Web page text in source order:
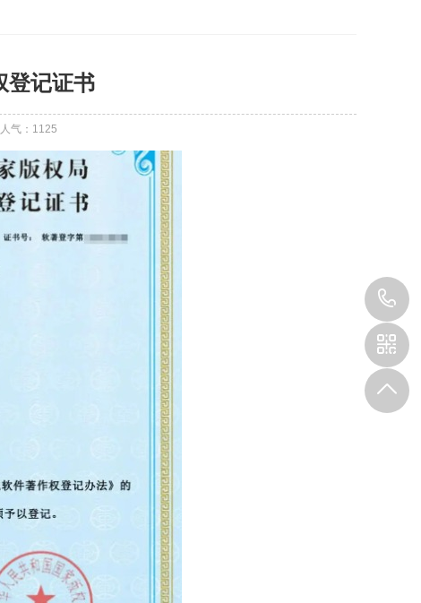
登记证书
人气： 1125